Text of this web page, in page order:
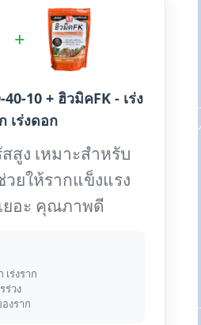
+
10 + ฮิวมิคFK - เร่ง
เร่งดอก
สูง เหมาะสำหรับ
วยให้รากแข็งแรง
ยอะ คุณภาพดี
เร่งราก
ร่วง
งราก